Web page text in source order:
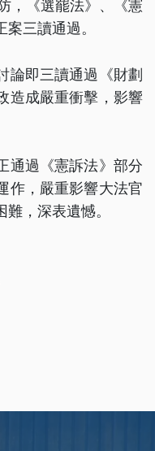
，《選罷法》、《憲
三讀通過。
論即三讀通過《財劃
造成嚴重衝擊，影響
通過《憲訴法》部分
作，嚴重影響大法官
，深表遺憾。